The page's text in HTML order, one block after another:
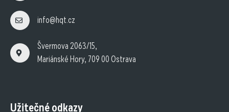
info@hqt.cz
Švermova 2063/15,
Mariánské Hory, 709 00 Ostrava
Užitečné odkazy